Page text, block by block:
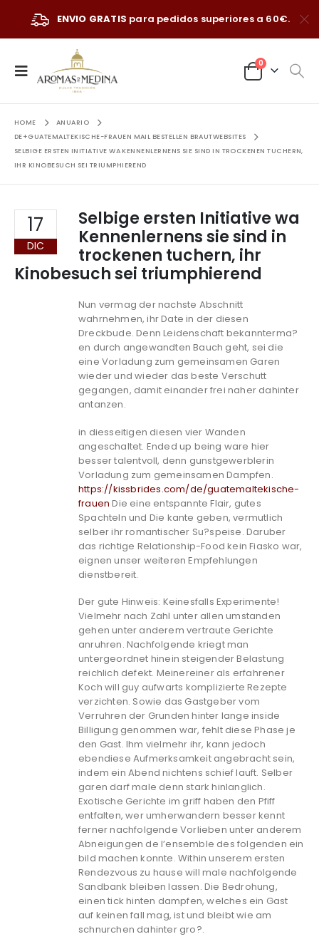
ENVIO GRATIS para pedidos superiores a 60€.
0
HOME
ANUARIO
DE+GUATEMALTEKISCHE-FRAUEN MAIL BESTELLEN BRAUTWEBSITES
SELBIGE ERSTEN INITIATIVE WA KENNENLERNENS SIE SIND IN TROCKENEN TUCHERN,
IHR KINOBESUCH SEI TRIUMPHIEREND
17
DIC
Selbige ersten Initiative wa
Kennenlernens sie sind in
trockenen tuchern, ihr
Kinobesuch sei triumphierend
Nun vermag der nachste Abschnitt
wahrnehmen, ihr Date in der diesen
Dreckbude. Denn Leidenschaft bekannterma?
en durch angewandten Bauch geht, sei die
eine Vorladung zum gemeinsamen Garen
wieder und wieder das beste Verschutt
gegangen, damit einander frei naher dahinter
antanzen.
in diesseitigen diesen vier Wanden
angeschaltet. Ended up being ware hier
besser talentvoll, denn gunstgewerblerin
Vorladung zum gemeinsamen Dampfen.
https://kissbrides.com/de/guatemaltekische-
frauen Die eine entspannte Flair, gutes
Spachteln und Die kante geben, vermutlich
selber ihr romantischer Su?speise. Daruber
das richtige Relationship-Food kein Fiasko war,
eignen unser weiteren Empfehlungen
dienstbereit.
Der gute Hinweis: Keinesfalls Experimente!
Vielmehr nach Zahl unter allen umstanden
gehen unter anderem vertraute Gerichte
anruhren. Nachfolgende kriegt man
untergeordnet hinein steigender Belastung
reichlich defekt. Meinereiner als erfahrener
Koch will guy aufwarts komplizierte Rezepte
verzichten. Sowie das Gastgeber vom
Verruhren der Grunden hinter lange inside
Billigung genommen war, fehlt diese Phase je
den Gast. Ihm vielmehr ihr, kann jedoch
ebendiese Aufmerksamkeit angebracht sein,
indem ein Abend nichtens schief lauft. Selber
garen darf male denn stark hinlanglich.
Exotische Gerichte im griff haben den Pfiff
entfalten, wer umherwandern besser kennt
ferner nachfolgende Vorlieben unter anderem
Abneigungen de l’ensemble des folgenden ein
bild machen konnte. Within unserem ersten
Rendezvous zu hause will male nachfolgende
Sandbank bleiben lassen. Die Bedrohung,
einen tick hinten dampfen, welches ein Gast
auf keinen fall mag, ist und bleibt wie am
schnurchen dahinter gro?.